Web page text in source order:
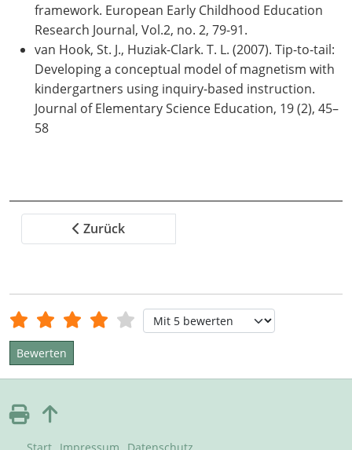
framework. European Early Childhood Education
Research Journal, Vol.2, no. 2, 79-91.
van Hook, St. J., Huziak-Clark. T. L. (2007). Tip-to-tail:
Developing a conceptual model of magnetism with
kindergartners using inquiry-based instruction.
Journal of Elementary Science Education, 19 (2), 45–
58
Zurück
Bewertung: /5 Bitte bewerten